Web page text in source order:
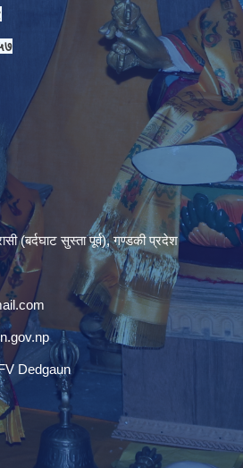
(बर्दघाट सुस्ता पूर्व), गण्डकी प्रदेश
Dedgaun